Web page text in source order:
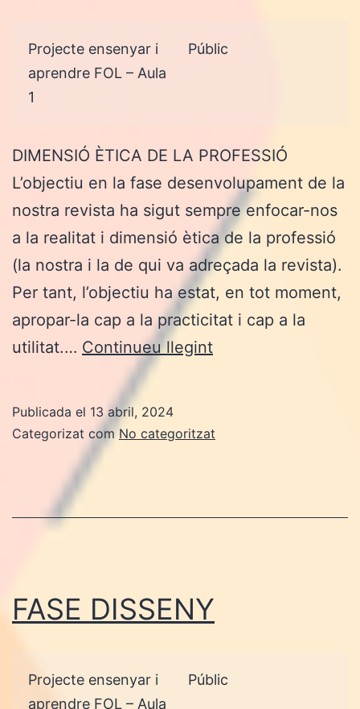
Projecte ensenyar i
aprendre FOL – Aula
1
Públic
DIMENSIÓ ÈTICA DE LA PROFESSIÓ
L’objectiu en la fase desenvolupament de la
nostra revista ha sigut sempre enfocar-nos
a la realitat i dimensió ètica de la professió
(la nostra i la de qui va adreçada la revista).
Per tant, l’objectiu ha estat, en tot moment,
apropar-la cap a la practicitat i cap a la
utilitat.… Continueu llegintFASE
Publicada el 13 abril, 2024
Categorizat comNo categoritzat
FASE DISSENY
Projecte ensenyar i
aprendre FOL – Aula
Públic